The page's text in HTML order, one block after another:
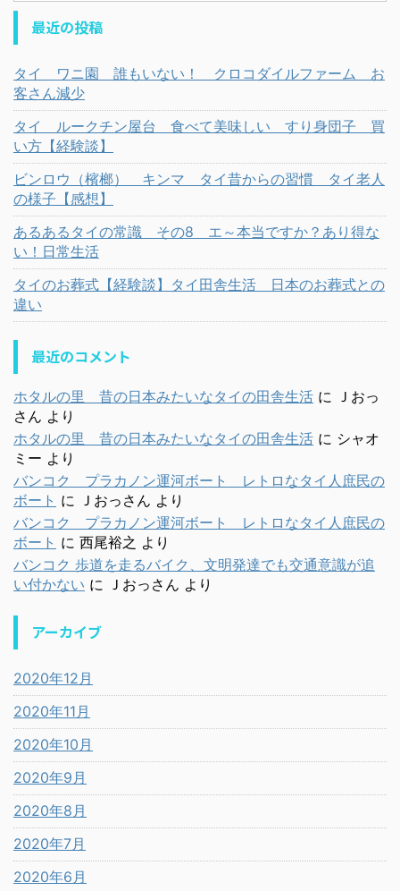
最近の投稿
タイ ワニ園 誰もいない！ クロコダイルファーム お
客さん減少
タイ ルークチン屋台 食べて美味しい すり身団子 買
い方【経験談】
ビンロウ（檳榔） キンマ タイ昔からの習慣 タイ老人
の様子【感想】
あるあるタイの常識 その8 エ～本当ですか？あり得な
い！日常生活
タイのお葬式【経験談】タイ田舎生活 日本のお葬式との
違い
最近のコメント
ホタルの里 昔の日本みたいなタイの田舎生活 に Ｊおっ
さん より
ホタルの里 昔の日本みたいなタイの田舎生活 に シャオ
ミー より
バンコク プラカノン運河ボート レトロなタイ人庶民の
ボート に Ｊおっさん より
バンコク プラカノン運河ボート レトロなタイ人庶民の
ボート に 西尾裕之 より
バンコク 歩道を走るバイク、文明発達でも交通意識が追
い付かない に Ｊおっさん より
アーカイブ
2020年12月
2020年11月
2020年10月
2020年9月
2020年8月
2020年7月
2020年6月